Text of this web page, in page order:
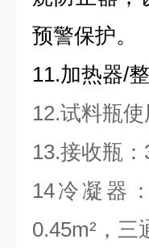
预警保护。
11.加热器/整
12.试料瓶
13.接收瓶
14冷凝器
0.45m²，